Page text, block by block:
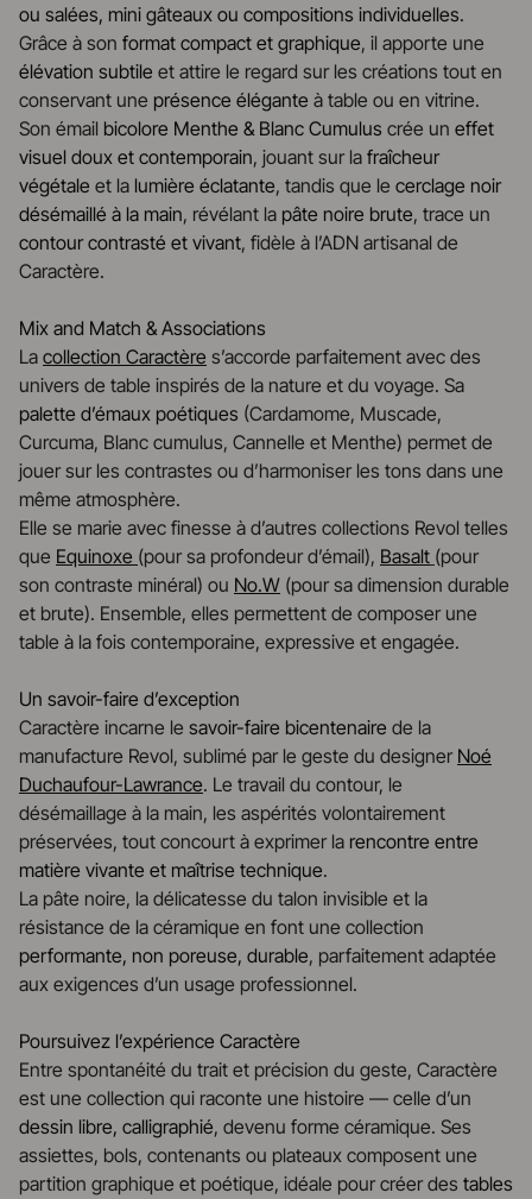
ou salées, mini gâteaux ou compositions individuelles.
Grâce à son format compact et graphique, il apporte une
élévation subtile et attire le regard sur les créations tout en
conservant une présence élégante à table ou en vitrine.
Son émail bicolore Menthe & Blanc Cumulus crée un effet
visuel doux et contemporain, jouant sur la fraîcheur
végétale et la lumière éclatante, tandis que le cerclage noir
désémaillé à la main, révélant la pâte noire brute, trace un
contour contrasté et vivant, fidèle à l’ADN artisanal de
Caractère.
Mix and Match & Associations
La collection Caractère s’accorde parfaitement avec des
univers de table inspirés de la nature et du voyage. Sa
palette d’émaux poétiques (Cardamome, Muscade,
Curcuma, Blanc cumulus, Cannelle et Menthe) permet de
jouer sur les contrastes ou d’harmoniser les tons dans une
même atmosphère.
Elle se marie avec finesse à d’autres collections Revol telles
que Equinoxe (pour sa profondeur d’émail), Basalt (pour
son contraste minéral) ou No.W (pour sa dimension durable
et brute). Ensemble, elles permettent de composer une
table à la fois contemporaine, expressive et engagée.
Un savoir-faire d’exception
Caractère incarne le savoir-faire bicentenaire de la
manufacture Revol, sublimé par le geste du designer Noé
Duchaufour-Lawrance. Le travail du contour, le
désémaillage à la main, les aspérités volontairement
préservées, tout concourt à exprimer la rencontre entre
matière vivante et maîtrise technique.
La pâte noire, la délicatesse du talon invisible et la
résistance de la céramique en font une collection
performante, non poreuse, durable, parfaitement adaptée
aux exigences d’un usage professionnel.
Poursuivez l’expérience Caractère
Entre spontanéité du trait et précision du geste, Caractère
est une collection qui raconte une histoire — celle d’un
dessin libre, calligraphié, devenu forme céramique. Ses
assiettes, bols, contenants ou plateaux composent une
partition graphique et poétique, idéale pour créer des tables